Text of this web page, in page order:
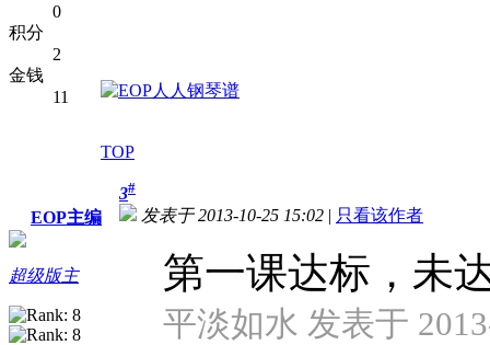
0
积分
2
金钱
11
TOP
EOP主编
超级版主
3#
发表于 2013-10-25 15:02 | 只看该作者
第一课达标，未
平淡如水 发表于